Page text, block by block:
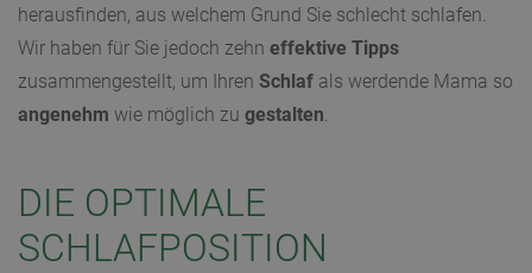
herausfinden, aus welchem Grund Sie schlecht schlafen.
Wir haben für Sie jedoch zehn effektive Tipps
zusammengestellt, um Ihren Schlaf als werdende Mama so
angenehm wie möglich zu gestalten.
DIE OPTIMALE
SCHLAFPOSITION